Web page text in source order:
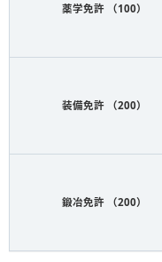
薬学免許 （100）
装備免許 （200）
鍛冶免許 （200）